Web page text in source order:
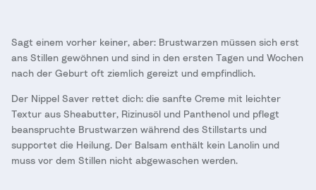
Sagt einem vorher keiner, aber: Brustwarzen müssen sich erst
ans Stillen gewöhnen und sind in den ersten Tagen und Wochen
nach der Geburt oft ziemlich gereizt und empfindlich.
Der Nippel Saver rettet dich: die sanfte Creme mit leichter
Textur aus Sheabutter, Rizinusöl und Panthenol und pflegt
beanspruchte Brustwarzen während des Stillstarts und
supportet die Heilung. Der Balsam enthält kein Lanolin und
muss vor dem Stillen nicht abgewaschen werden.